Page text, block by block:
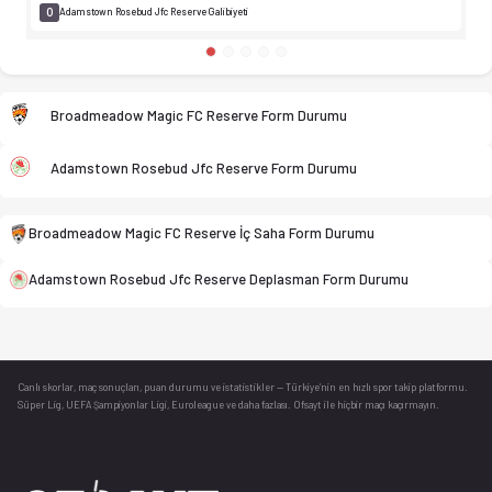
Broadmeadow Magic FC Reserve - Adamstown Rosebud
0 Adamstown Rosebud Jfc Reserve Galibiyeti
Broadmeadow Magic FC Reserve Form Durumu
Adamstown Rosebud Jfc Reserve Form Durumu
Broadmeadow Magic FC Reserve İç Saha Form Durumu
Adamstown Rosebud Jfc Reserve Deplasman Form Durumu
Canlı skorlar , maç sonuçları, puan durumu ve istatistikler — Türkiye’nin en hızlı spor takip platformu.
Süper Lig, UEFA Şampiyonlar Ligi, Euroleague ve daha fazlası. Ofsayt ile hiçbir maçı kaçırmayın.